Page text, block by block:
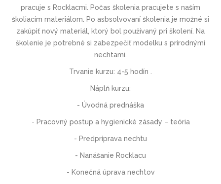
pracuje s Rocklacmi. Počas školenia pracujete s naším
školiacím materiálom. Po asbsolvovaní školenia je možné si
zakúpiť nový materiál, ktorý bol používaný pri školení. Na
školenie je potrebné si zabezpečiť modelku s prírodnými
nechtami.
Trvanie kurzu: 4-5 hodín .
Náplň kurzu:
- Úvodná prednáška
- Pracovný postup a hygienické zásady – teória
- Predpríprava nechtu
- Nanášanie Rocklacu
- Konečná úprava nechtov